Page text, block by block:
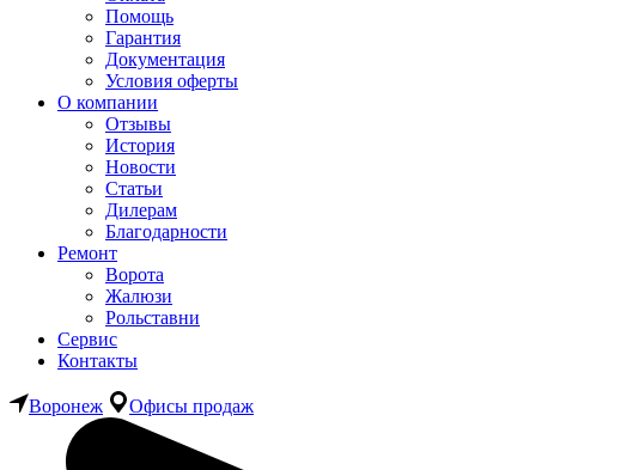
Помощь
Гарантия
Документация
Условия оферты
О компании
Отзывы
История
Новости
Статьи
Дилерам
Благодарности
Ремонт
Ворота
Жалюзи
Рольставни
Сервис
Контакты
Воронеж Офисы продаж